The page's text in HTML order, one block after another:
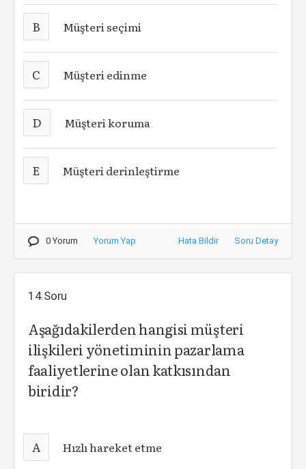
B Müşteri seçimi
C Müşteri edinme
D Müşteri koruma
E Müşteri derinleştirme
0 Yorum Yorum Yap Hata Bildir Soru Detay
14.Soru
Aşağıdakilerden hangisi müşteri
ilişkileri yönetiminin pazarlama
faaliyetlerine olan katkısından
biridir?
A Hızlı hareket etme